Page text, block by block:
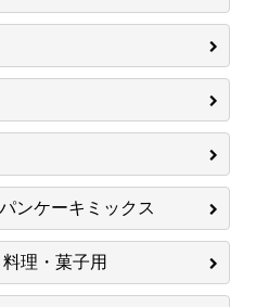
ンケーキミックス
理・菓子用